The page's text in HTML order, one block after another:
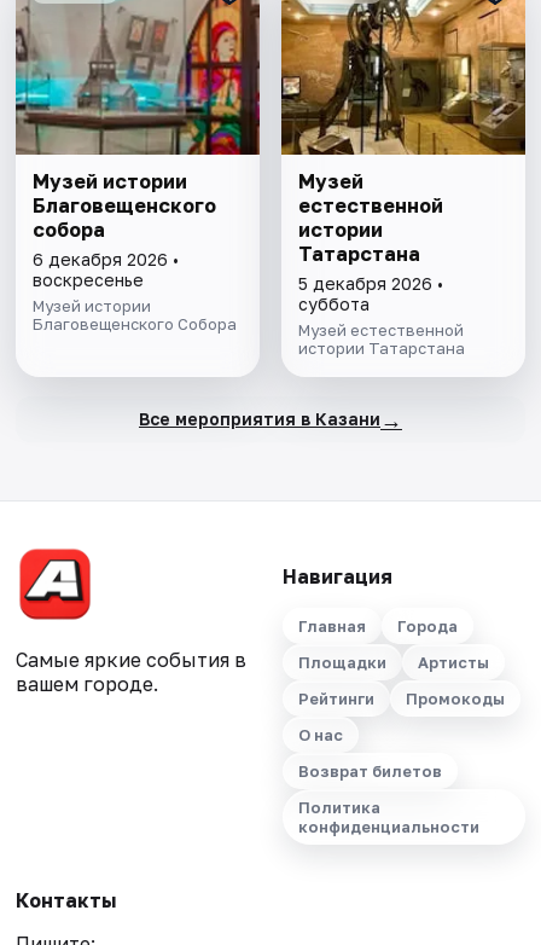
Музей истории
Благовещенского
собора
6 декабря 2026 •
воскресенье
Музей истории
Благовещенского Собора
Музей
естественной
истории
Татарстана
5 декабря 2026 •
суббота
Музей естественной
истории Татарстана
Все мероприятия в Казани →
Самые яркие события в
вашем городе.
Навигация
Главная
Города
Площадки
Артисты
Рейтинги
Промокоды
О нас
Возврат билетов
Политика
конфиденциальности
Контакты